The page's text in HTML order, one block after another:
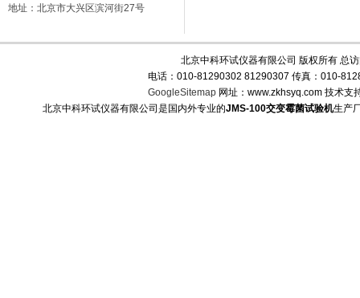
地址：北京市大兴区滨河街27号
北京中科环试仪器有限公司 版权所有 总
电话：010-81290302 81290307 传真：010-
GoogleSitemap网址：www.zkhsyq.com 技术支
北京中科环试仪器有限公司是国内外专业的JMS-100交变霉菌试验机生产